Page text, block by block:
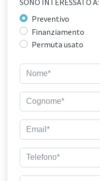
SONO INTERESSATO A:
Preventivo
Finanziamento
Permuta usato